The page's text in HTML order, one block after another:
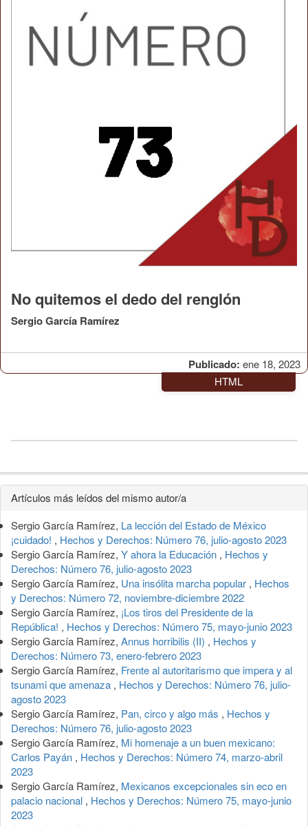
Publicado: ene 18, 2023
No quitemos el dedo del renglón
Sergio García Ramírez
HTML
Detalles
del
artículo
Artículos más leídos del mismo autor/a
Sergio García Ramírez, La lección del Estado de México
¡cuidado! , Hechos y Derechos: Número 76, julio-agosto 2023
Sergio García Ramírez, Y ahora la Educación , Hechos y
Derechos: Número 76, julio-agosto 2023
Sergio García Ramírez, Una insólita marcha popular , Hechos
y Derechos: Número 72, noviembre-diciembre 2022
Sergio García Ramírez, ¡Los tiros del Presidente de la
República! , Hechos y Derechos: Número 75, mayo-junio 2023
Sergio García Ramírez, Annus horribilis (II) , Hechos y
Derechos: Número 73, enero-febrero 2023
Sergio García Ramírez, Frente al autoritarismo que impera y al
tsunami que amenaza , Hechos y Derechos: Número 76, julio-
agosto 2023
Sergio García Ramírez, Pan, circo y algo más , Hechos y
Derechos: Número 76, julio-agosto 2023
Sergio García Ramírez, Mi homenaje a un buen mexicano:
Carlos Payán , Hechos y Derechos: Número 74, marzo-abril
2023
Sergio García Ramírez, Mexicanos excepcionales sin eco en
palacio nacional , Hechos y Derechos: Número 75, mayo-junio
2023